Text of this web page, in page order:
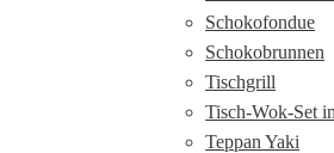
Schokofondue
Schokobrunnen
Tischgrill
Tisch-Wok-Set
Teppan Yaki